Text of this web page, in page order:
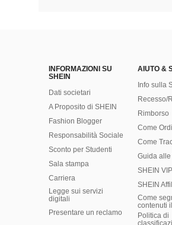
INFORMAZIONI SU
SHEIN
Dati societari
A Proposito di SHEIN
Fashion Blogger
Responsabilità Sociale
Sconto per Studenti
Sala stampa
Carriera
Legge sui servizi
digitali
Presentare un reclamo
AIUTO &
Info sulla
Recesso/
Rimborso
Come
Come
Guida alle
SHEIN VIP
SHEIN
Come
contenuti
Politica di